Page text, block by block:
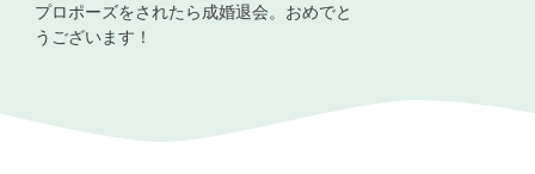
プロポーズをされたら成婚退会。おめでと
うございます！